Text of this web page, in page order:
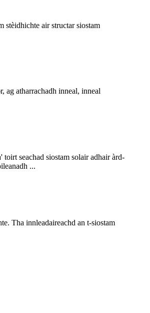
stèidhichte air structar siostam
ag atharrachadh inneal, inneal
seachad siostam solair adhair àrd-
...
Tha innleadaireachd an t-siostam